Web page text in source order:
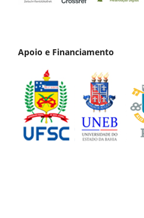
Apoio e Financiamento